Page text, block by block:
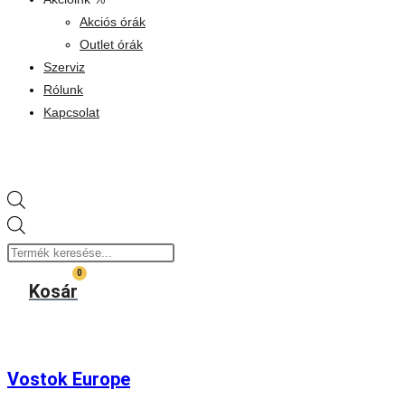
Akciós órák
Outlet órák
Szerviz
Rólunk
Kapcsolat
search
0
Kosár
Vostok Europe